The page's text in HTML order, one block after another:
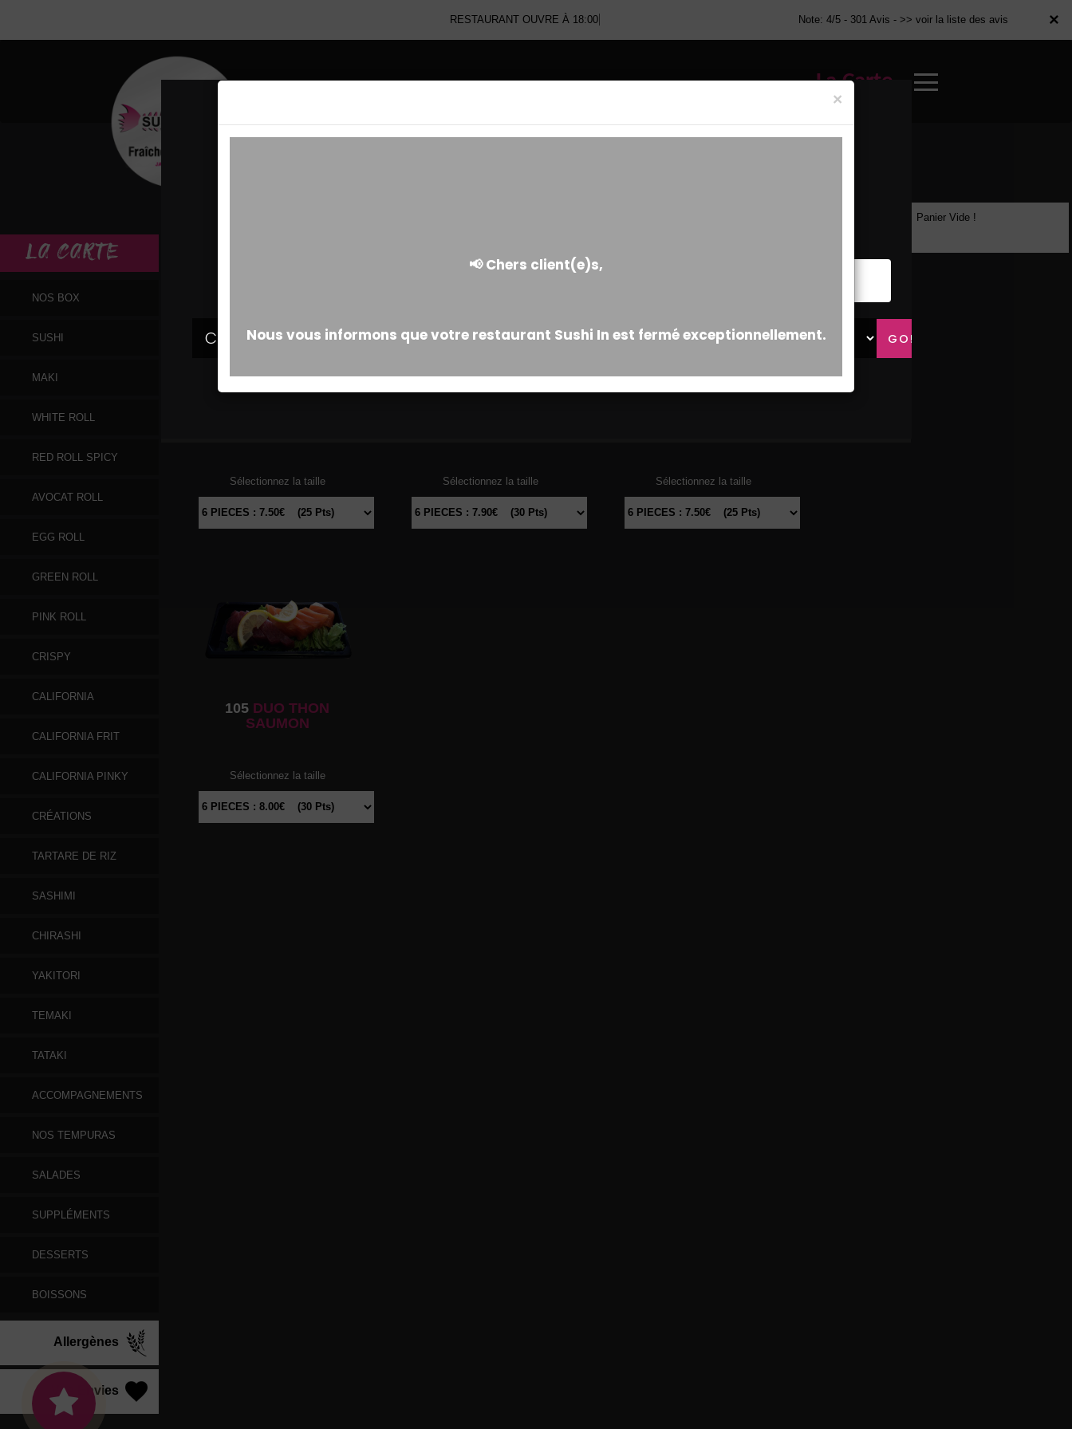
×
RESTAURANT OUVRE À 18:00 Note: 4/5 - 301 Avis - >> voir la liste des avis
La Carte
×
LA CARTE
NOS BOX
SUSHI
MAKI
WHITE ROLL
RED ROLL SPICY
AVOCAT ROLL
EGG ROLL
GREEN ROLL
PINK ROLL
CRISPY
CALIFORNIA
CALIFORNIA FRIT
CALIFORNIA PINKY
CRÉATIONS
TARTARE DE RIZ
SASHIMI
CHIRASHI
YAKITORI
TEMAKI
TATAKI
ACCOMPAGNEMENTS
NOS TEMPURAS
SALADES
SUPPLÉMENTS
DESSERTS
BOISSONS
Allergènes
Vos Envies
Sélectionnez la taille Sélectionnez la taille Sélectionnez la taille
105 DUO THON
SAUMON
Sélectionnez la taille
Panier Vide !
×